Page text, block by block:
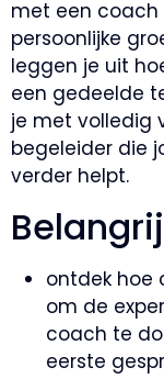
met een coach
persoonlijke
leggen je uit
een gedeelde
je met volledig
begeleider die
verder helpt.
ontdek hoe
om de
coach te
eerste